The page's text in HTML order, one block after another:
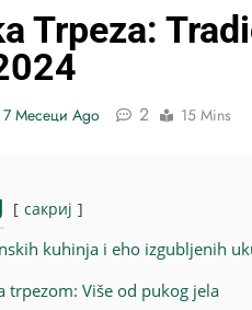
Trpeza:
7 Месеци Ago 2 15 Mins
сакриј
kuhinja i eho izgubljenih
trpezom: Više od pukog jela